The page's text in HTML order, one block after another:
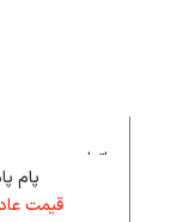
اتمام م
پام
قیمت